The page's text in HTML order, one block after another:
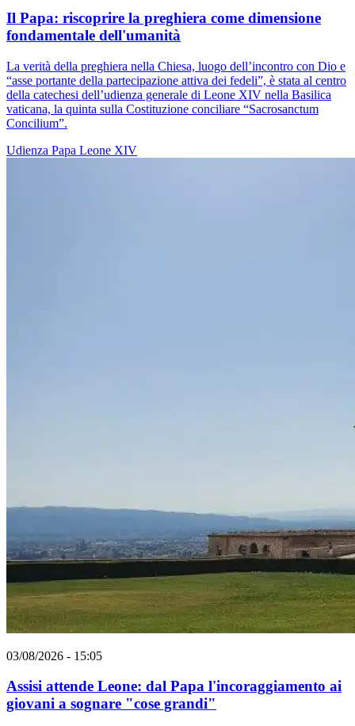
Il Papa: riscoprire la preghiera come dimensione
fondamentale dell'umanità
La verità della preghiera nella Chiesa, luogo dell’incontro con Dio e
“asse portante della partecipazione attiva dei fedeli”, è stata al centro
della catechesi dell’udienza generale di Leone XIV nella Basilica
vaticana, la quinta sulla Costituzione conciliare “Sacrosanctum
Concilium”.
Udienza Papa Leone XIV
03/08/2026 - 15:05
Assisi attende Leone: dal Papa l'incoraggiamento ai
giovani a sognare "cose grandi"